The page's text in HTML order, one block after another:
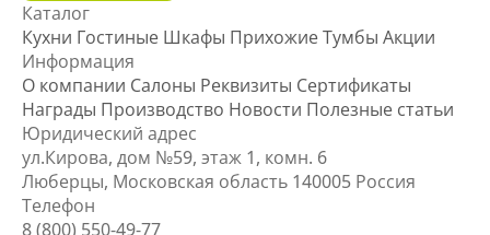
Каталог
Кухни Гостиные Шкафы ПрихожиеТумбы Акции
Информация
О компании Салоны Реквизиты Сертификаты
Награды Производство Новости Полезные статьи
Юридический адрес
ул.Кирова, дом №59, этаж 1, комн. 6
Люберцы, Московская область 140005 Россия
Телефон
8 (800) 550-49-77